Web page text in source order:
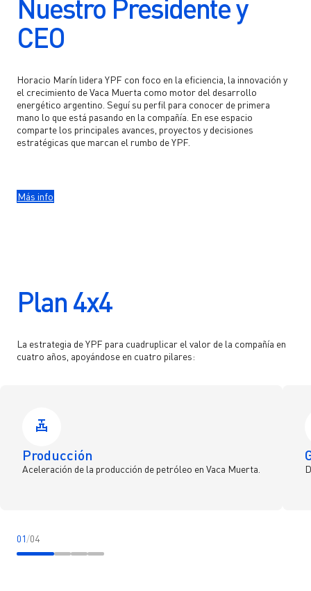
Gobierno corporativo
Composición accionaria
Capital suscripto
Directorio
Comisión fiscalizadora
Comités del directorio
Documentos corporativos
Calendario
Comunicate con nosotros
Formulario de Contacto
Otras Ventas
Ir a YPF Gas >
Gas envasado
Comprá tu garrafa YPF
Envases livianos
Blog
Ir a YPF Química >
Ir a App YPF >
YPF Luz >
VMOS >
Nuestro Presidente y
CEO
Horacio Marín lidera YPF con foco en la eficiencia, la innovación y
el crecimiento de Vaca Muerta como motor del desarrollo
energético argentino. Seguí su perfil para conocer de primera
mano lo que está pasando en la compañía. En ese espacio
comparte los principales avances, proyectos y decisiones
estratégicas que marcan el rumbo de YPF.
Más info
Plan 4x4
La estrategia de YPF para cuadruplicar el valor de la compañía en
cuatro años, apoyándose en cuatro pilares:
Producción
Aceleración de la producción de petróleo en Vaca Muerta.
01/04